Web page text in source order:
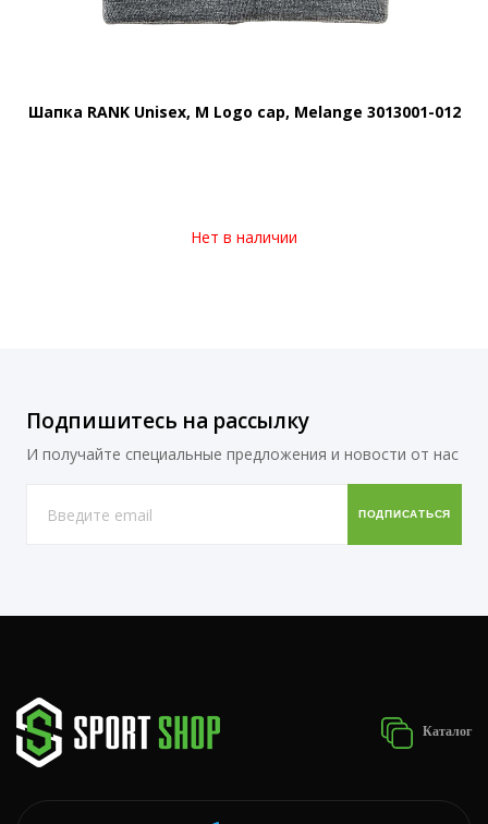
Шапка RANK Unisex, M Logo cap, Melange 3013001-012
Нет в наличии
Подпишитесь на рассылку
И получайте специальные предложения и новости от нас
Каталог